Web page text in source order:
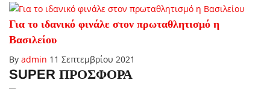
Για το ιδανικό φινάλε στον πρωταθλητισμό η
Βασιλείου
By admin 11 Σεπτεμβρίου 2021
SUPER ΠΡΟΣΦΟΡΑ